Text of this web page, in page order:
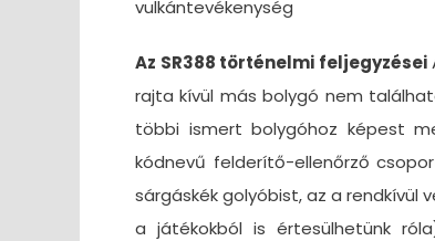
vulkántevékenység
Az SR388 történelmi feljegyzései
rajta kívül más bolygó nem
többi ismert bolygóhoz képest
kódnevű felderítő-ellenőrző
sárgáskék golyóbist, az a rendkívül
a játékokból is értesülhetünk